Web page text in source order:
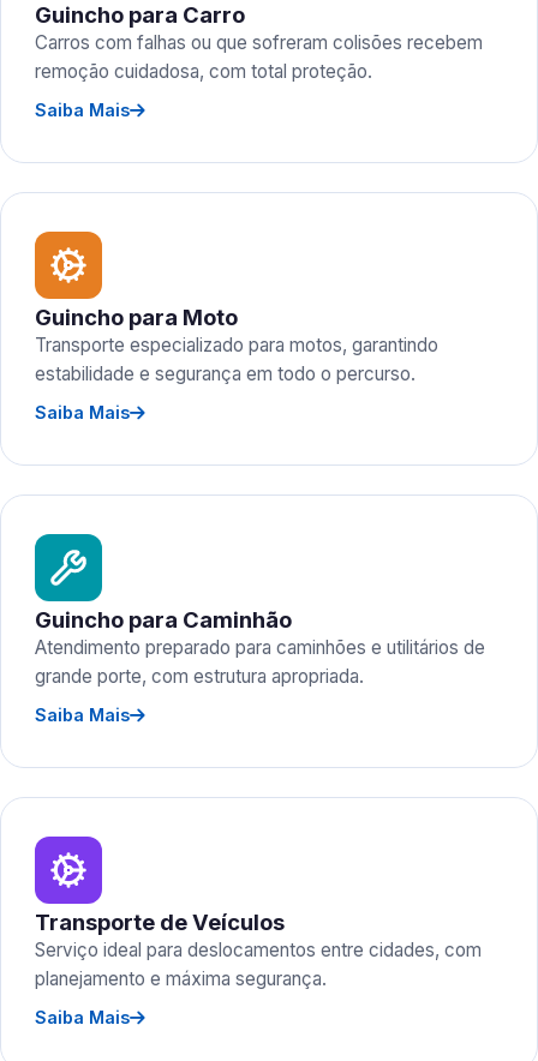
Guincho para Carro
Carros com falhas ou que sofreram colisões recebem
remoção cuidadosa, com total proteção.
Saiba Mais
Guincho para Moto
Transporte especializado para motos, garantindo
estabilidade e segurança em todo o percurso.
Saiba Mais
Guincho para Caminhão
Atendimento preparado para caminhões e utilitários de
grande porte, com estrutura apropriada.
Saiba Mais
Transporte de Veículos
Serviço ideal para deslocamentos entre cidades, com
planejamento e máxima segurança.
Saiba Mais